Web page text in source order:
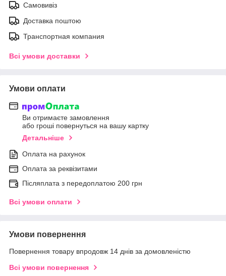
Самовивіз
Доставка поштою
Транспортная компания
Всі умови доставки
Умови оплати
Ви отримаєте замовлення
або гроші повернуться на вашу картку
Детальніше
Оплата на рахунок
Оплата за реквізитами
Післяплата з передоплатою 200 грн
Всі умови оплати
Умови повернення
Повернення товару впродовж 14 днів за домовленістю
Всі умови повернення